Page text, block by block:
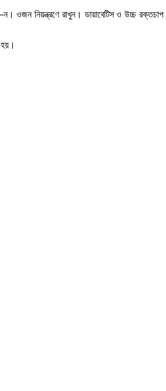
নিয়ন্ত্রণে রাখুন। ডায়াবেটিস ও উচ্চ রক্তচাপ